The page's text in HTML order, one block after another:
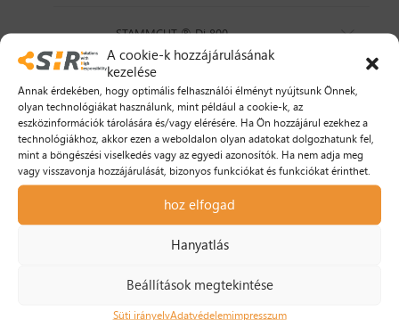
A cookie-k hozzájárulásának
kezelése
Annak érdekében, hogy optimális felhasználói élményt nyújtsunk Önnek,
olyan technológiákat használunk, mint például a cookie-k, az
eszközinformációk tárolására és/vagy elérésére. Ha Ön hozzájárul ezekhez a
technológiákhoz, akkor ezen a weboldalon olyan adatokat dolgozhatunk fel,
mint a böngészési viselkedés vagy az egyedi azonosítók. Ha nem adja meg
vagy visszavonja hozzájárulását, bizonyos funkciókat és funkciókat érinthet.
hoz elfogad
Hanyatlás
Beállítások megtekintése
Süti irányelvAdatvédelemimpresszum
STAMMCUT ® Di 800
STAMMCUT ® Di 400
Katalógus
STAMMCUT ® Nagy Teljesítményű Huzalelektródák
általános adatok
STAMMCUT ® PLUS